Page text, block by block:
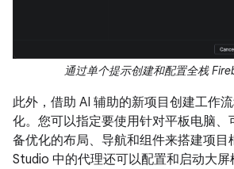
通过单个提示创建和配置全栈
此外，借助 AI 辅助的新项目创建工作
化。您可以指定要使用针对平板电脑、
备优化的布局、导航和组件来搭建项目
Studio 中的代理还可以配置和启动大